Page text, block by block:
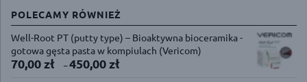
POLECAMY RÓWNIEŻ
Well-Root PT (putty type) – Bioaktywna bioceramika -
gotowa gęsta pasta w kompiulach (Vericom)
70,00zł –450,00zł